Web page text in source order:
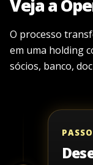
Veja a
O processo
em uma holding
sócios, banco,